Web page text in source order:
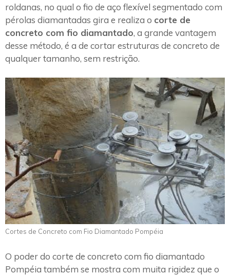
roldanas, no qual o fio de aço flexível segmentado com
pérolas diamantadas gira e realiza o corte de
concreto com fio diamantado, a grande vantagem
desse método, é a de cortar estruturas de concreto de
qualquer tamanho, sem restrição.
Cortes de Concreto com Fio Diamantado Pompéia
O poder do corte de concreto com fio diamantado
Pompéia também se mostra com muita rigidez que o